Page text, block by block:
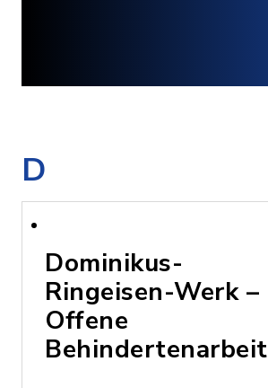
D
Dominikus-
Ringeisen-Werk –
Offene
Behindertenarbeit